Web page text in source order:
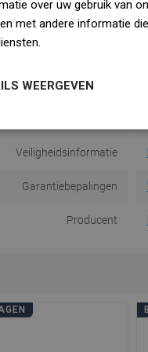
Vorm
Afstand van de muur
Veiligheidsinformatie
Garantiebepalingen
Producent
over uw gebruik van
met andere informatie
WEERGEVEN